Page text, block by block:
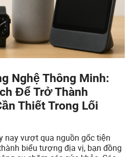
Nghệ Thông Minh:
Để Trở Thành
Thiết Trong Lối
nay vượt qua nguồn gốc tiện
biểu tượng địa vị, bạn đồng